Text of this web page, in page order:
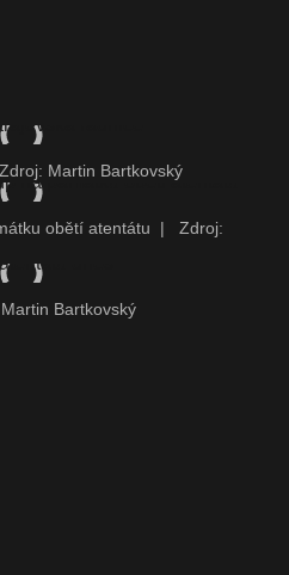
Zdroj: Martin Bartkovský
obětí atentátu |
Zdroj:
Bartkovský